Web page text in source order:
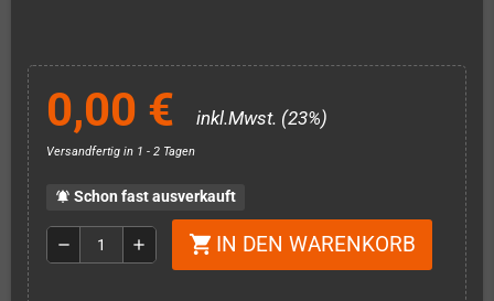
0,00 € inkl.Mwst. (23%)
Versandfertig in 1 - 2 Tagen
notifications_active Schon fast ausverkauft
remove add shopping_cart IN DEN WARENKORB